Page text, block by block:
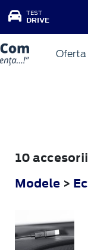
TEST
DRIVE
Oferta
10
Modele >